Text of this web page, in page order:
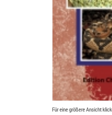
Für eine größere Ansicht